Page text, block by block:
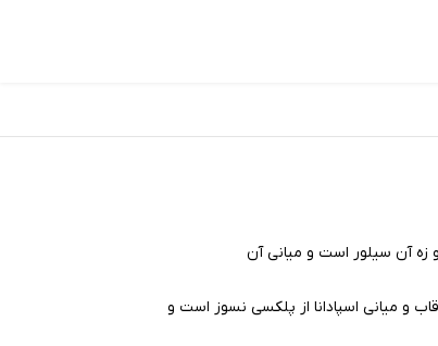
زه آن سیلور است و میانی آن
و میانی اسپادانا از پلکسی نسوز است و